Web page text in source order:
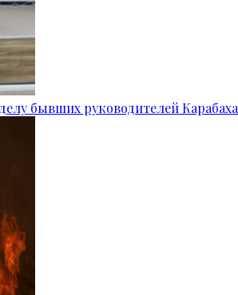
бывших руководителей Карабаха